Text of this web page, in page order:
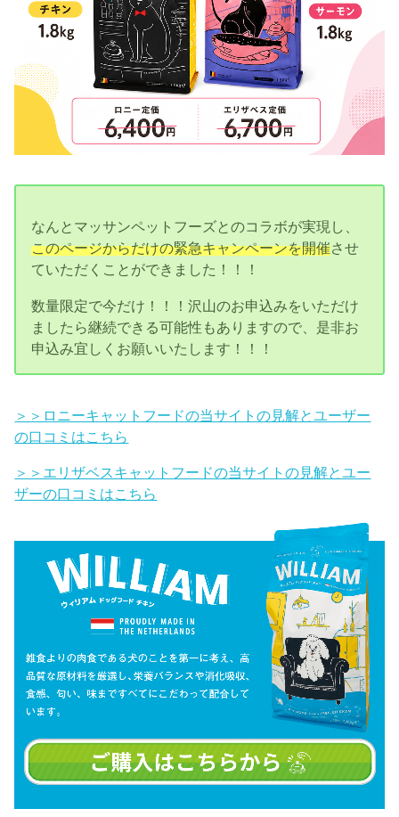
なんとマッサンペットフーズとのコラボが実現し、
このページからだけの緊急キャンペーンを開催させ
ていただくことができました！！！
数量限定で今だけ！！！沢山のお申込みをいただけ
ましたら継続できる可能性もありますので、是非お
申込み宜しくお願いいたします！！！
＞＞ロニーキャットフードの当サイトの見解とユーザー
の口コミはこちら
＞＞エリザベスキャットフードの当サイトの見解とユー
ザーの口コミはこちら